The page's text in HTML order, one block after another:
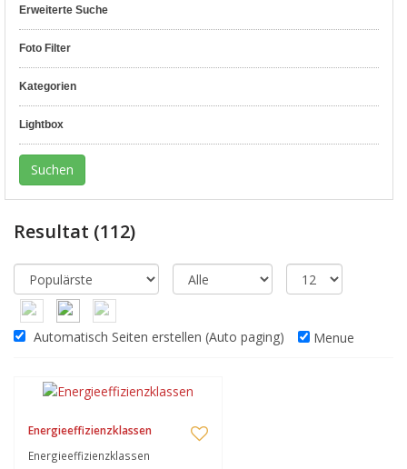
Erweiterte Suche
Foto Filter
Kategorien
Lightbox
Resultat (112)
Automatisch Seiten erstellen (Auto paging) Menue
Energieeffizienzklassen
Energieeffizienzklassen